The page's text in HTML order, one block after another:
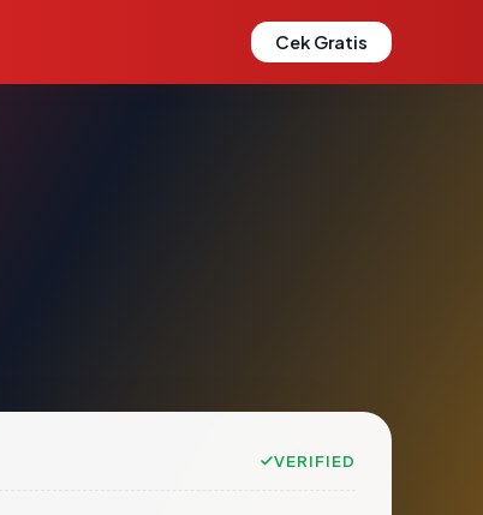
Cek Gratis
VERIFIED